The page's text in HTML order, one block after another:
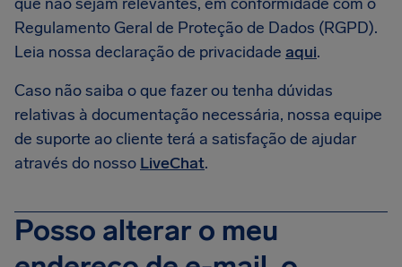
Regulamento Geral de Proteção de Dados (RGPD).
Leia nossa declaração de privacidade aqui.
Caso não saiba o que fazer ou tenha dúvidas
relativas à documentação necessária, nossa equipe
de suporte ao cliente terá a satisfação de ajudar
através do nosso LiveChat.
Posso alterar o meu